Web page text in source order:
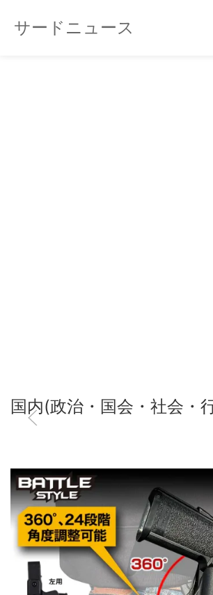
サードニュース
国内(政治・国会・社会・